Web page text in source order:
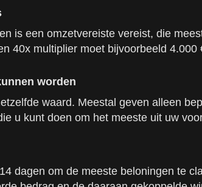
is een omzetvereiste vereist, die
40x multiplier moet bijvoorbeeld
worden
waard. Meestal geven alleen
u kunt doen om het meeste uit uw
dagen om de meeste beloningen te